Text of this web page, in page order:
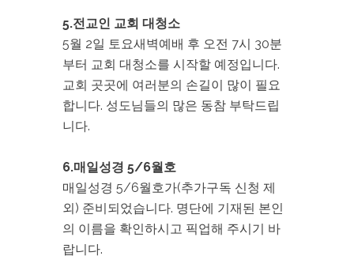
5.전교인 교회 대청소
5월 2일 토요새벽예배 후 오전 7시 30분
부터 교회 대청소를 시작할 예정입니다.
교회 곳곳에 여러분의 손길이 많이 필요
합니다. 성도님들의 많은 동참 부탁드립
니다.
6.매일성경 5/6월호
매일성경 5/6월호가(추가구독 신청 제
외) 준비되었습니다. 명단에 기재된 본인
의 이름을 확인하시고 픽업해 주시기 바
랍니다.